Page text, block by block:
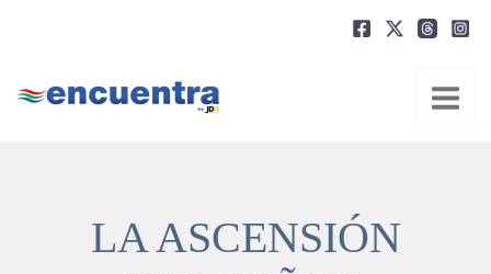
LA ASCENSIÓN